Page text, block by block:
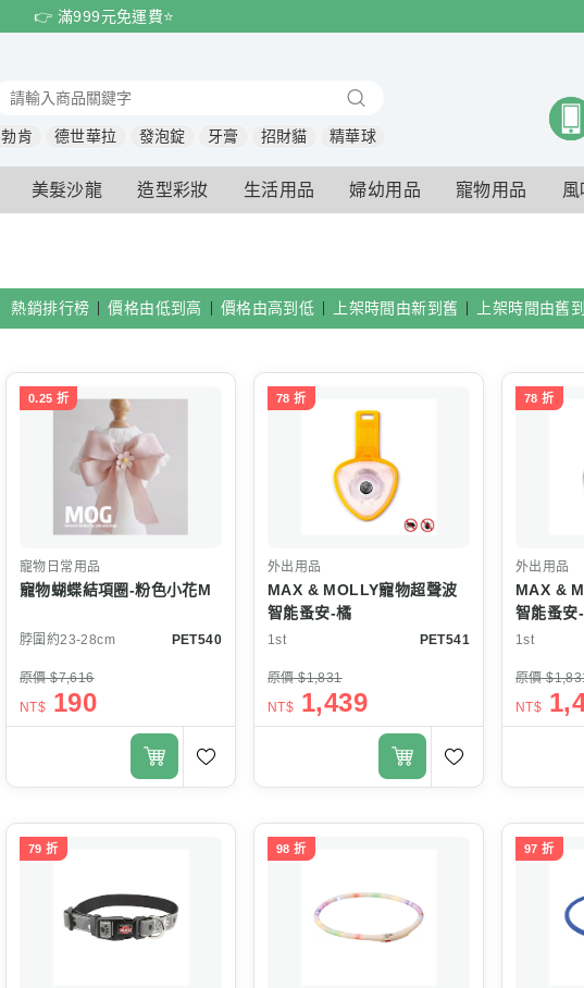
👉 滿999元免運費⭐️
勃肯 德世華拉 發泡錠 牙膏 招財貓 精華球
美髮沙龍 造型彩妝 生活用品 婦幼用品 寵物用品 風
熱銷排行榜 價格由低到高 價格由高到低 上架時間由新到舊 上架時間由舊
0.25 折
寵物日常用品
寵物蝴蝶結項圈-粉色小花M
脖圍約23-28cm PET540
原價 $7,616
NT$ 190
78 折
外出用品
MAX & MOLLY寵物超聲波
智能蚤安-橘
1st PET541
原價 $1,831
NT$ 1,439
78 折
外出用品
MAX &
智能蚤安
1st
原價
NT$
79 折 98 折 97 折